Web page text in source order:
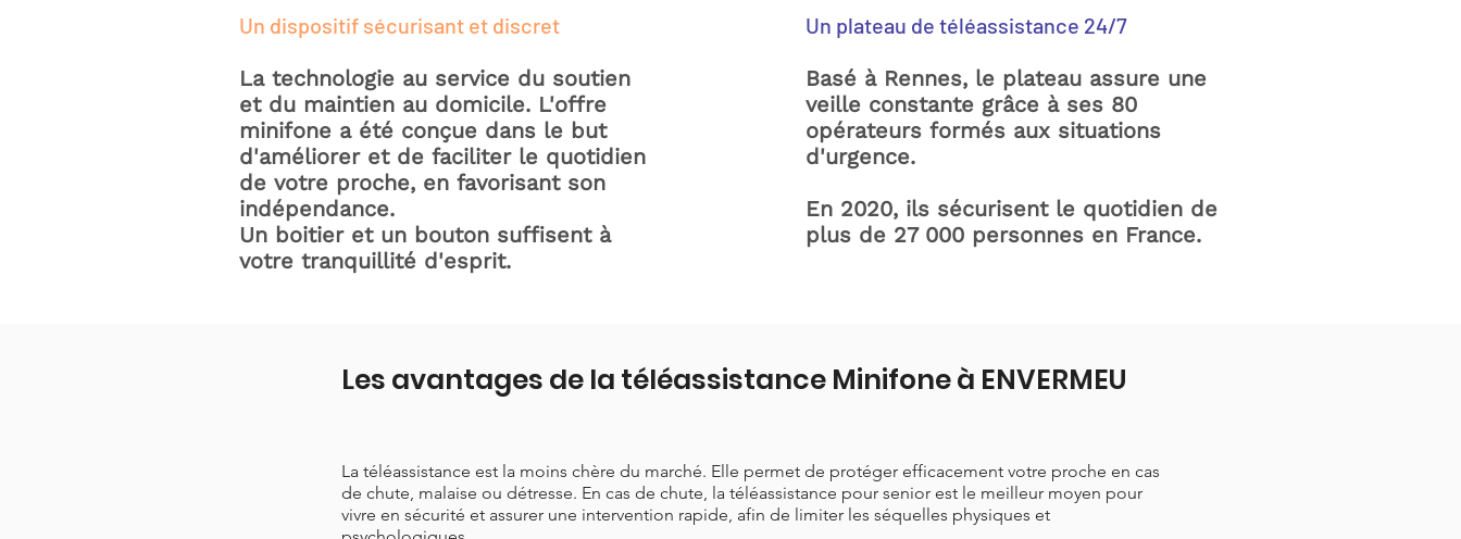
Un dispositif sécurisant et discret
La technologie au service du soutien
et du maintien au domicile. L'offre
minifone a été conçue dans le but
d'améliorer et de faciliter le quotidien
de votre proche, en favorisant son
indépendance.
Un boitier et un bouton suffisent à
votre tranquillité d'esprit.
Un plateau de téléassistance 24/7
Basé à Rennes, le plateau assure une
veille constante grâce à ses 80
opérateurs formés aux situations
d'urgence.
En 2020, ils sécurisent le quotidien de
plus de 27 000 personnes en France.
Les avantages de la téléassistance Minifone à ENVERMEU
La téléassistance est la moins chère du marché. Elle permet de protéger efficacement votre proche en cas
de chute, malaise ou détresse. En cas de chute, la téléassistance pour senior est le meilleur moyen pour
vivre en sécurité et assurer une intervention rapide, afin de limiter les séquelles physiques et